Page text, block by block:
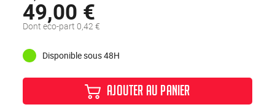
49,00 €
Dont eco-part 0,42 €
Disponible sous 48H
AJOUTER AU PANIER